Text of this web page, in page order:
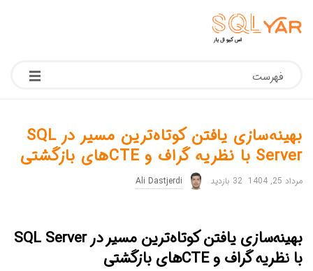
فهرست
بهینه‌سازی یافتن کوتاه‌ترین مسیر در SQL
Server با نظریه گراف و CTEهای بازگشتی
مرداد 25, 1404 32 بازدید Ali Dastjerdi
بهینه‌سازی یافتن کوتاه‌ترین مسیر در SQL Server
با نظریه گراف و CTEهای بازگشتی